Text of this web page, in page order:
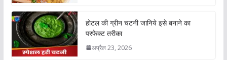
होटल की ग्रीन चटनी जानिये इसे बनाने का
परफेक्ट तरीका
अप्रैल 23, 2026